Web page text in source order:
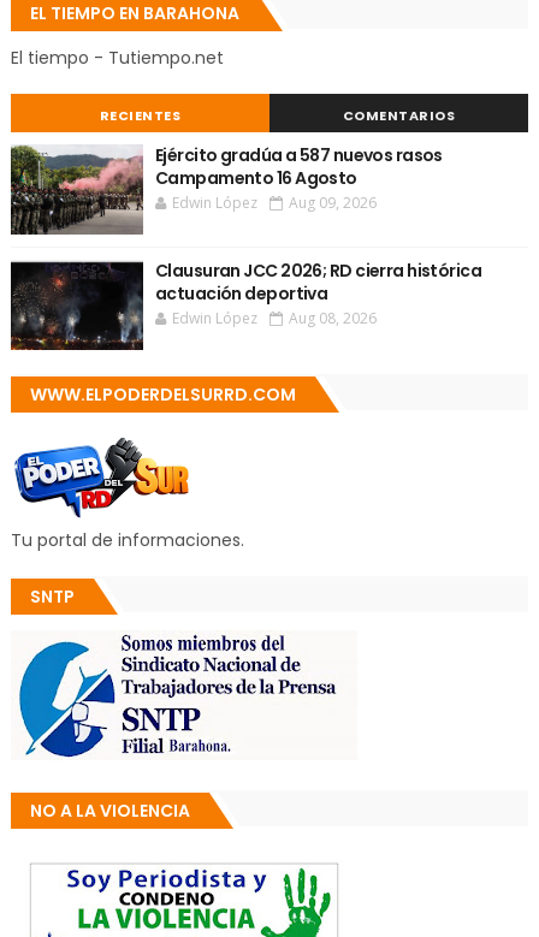
EL TIEMPO EN BARAHONA
El tiempo - Tutiempo.net
RECIENTES COMENTARIOS
Ejército gradúa a 587 nuevos rasos
Campamento 16 Agosto
Edwin López Aug 09, 2026
Clausuran JCC 2026; RD cierra histórica
actuación deportiva
Edwin López Aug 08, 2026
WWW.ELPODERDELSURRD.COM
Tu portal de informaciones.
SNTP
NO A LA VIOLENCIA